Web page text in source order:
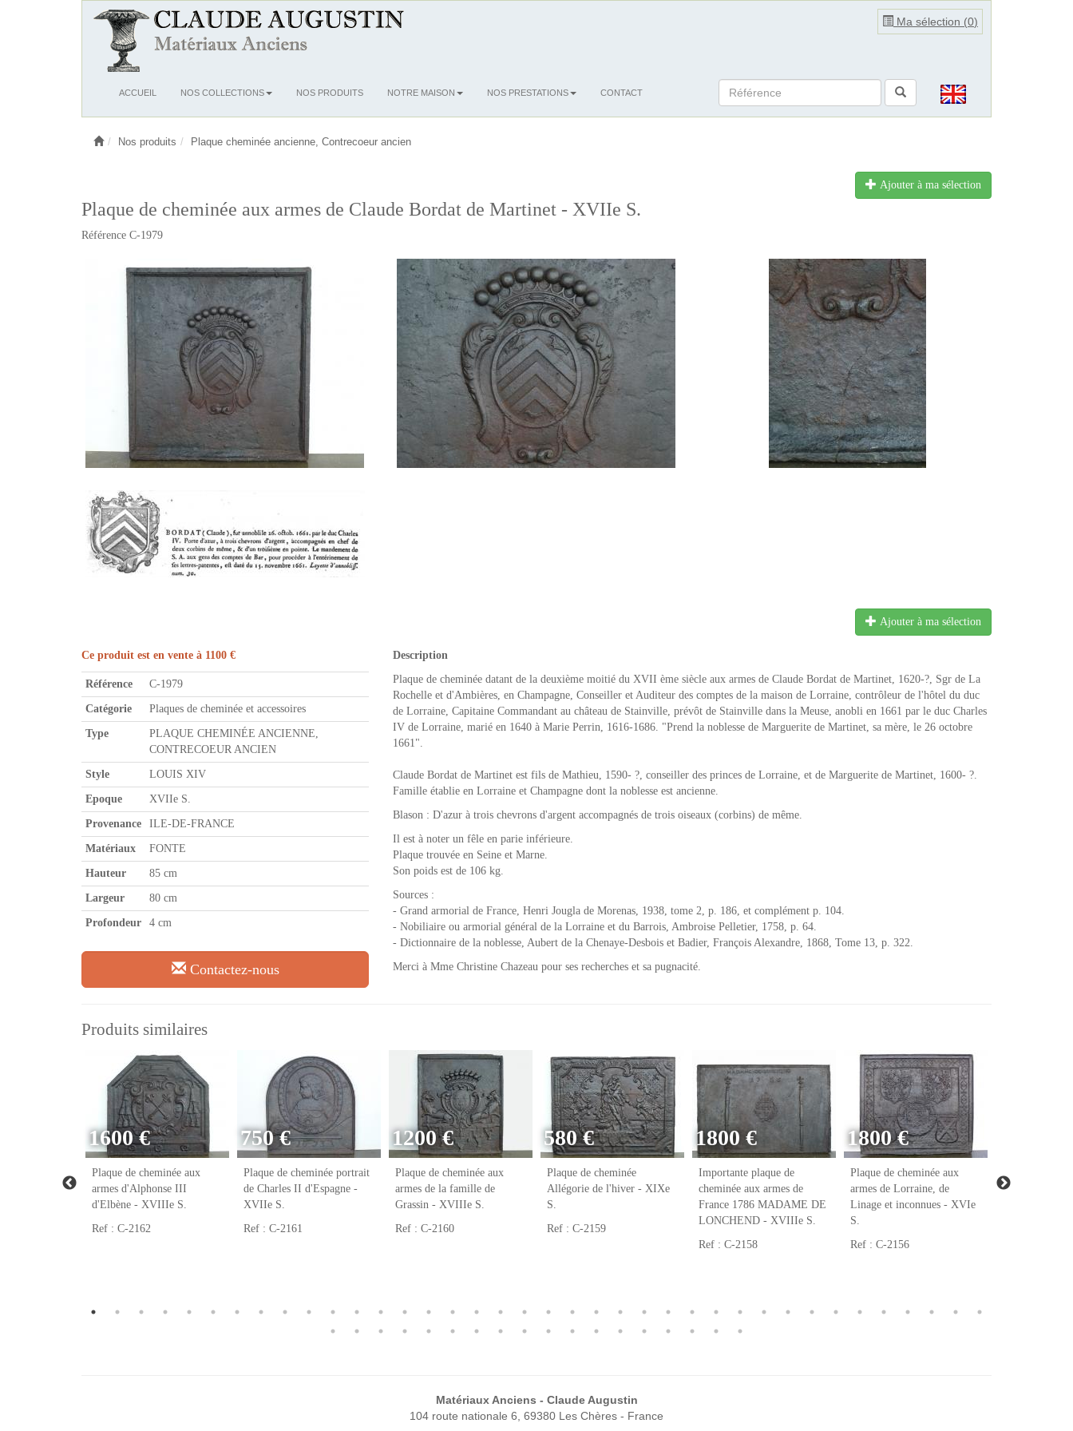
Ma sélection (0)
OuvrirACCUEIL NOS COLLECTIONS NOS PRODUITS NOTRE MAISON NOS PRESTATIONS CONTACT
Nos produits Plaque cheminée ancienne, Contrecoeur ancien
Ajouter à ma sélection
Plaque de cheminée aux armes de Claude Bordat de Martinet - XVIIe S.
Référence C-1979
Ajouter à ma sélection
Ce produit est en vente à 1100 €
Référence C-1979
Catégorie Plaques de cheminée et accessoires
Type
PLAQUE CHEMINÉE ANCIENNE,
CONTRECOEUR ANCIEN
Style LOUIS XIV
Epoque XVIIe S.
Provenance ILE-DE-FRANCE
Matériaux FONTE
Hauteur 85 cm
Largeur 80 cm
Profondeur 4 cm
Contactez-nous
Description
Plaque de cheminée datant de la deuxième moitié du XVII ème siècle aux armes de Claude Bordat de Martinet, 1620-?, Sgr de La
Rochelle et d'Ambières, en Champagne, Conseiller et Auditeur des comptes de la maison de Lorraine, contrôleur de l'hôtel du duc
de Lorraine, Capitaine Commandant au château de Stainville, prévôt de Stainville dans la Meuse, anobli en 1661 par le duc Charles
IV de Lorraine, marié en 1640 à Marie Perrin, 1616-1686. "Prend la noblesse de Marguerite de Martinet, sa mère, le 26 octobre
1661".
Claude Bordat de Martinet est fils de Mathieu, 1590- ?, conseiller des princes de Lorraine, et de Marguerite de Martinet, 1600- ?.
Famille établie en Lorraine et Champagne dont la noblesse est ancienne.
Blason : D'azur à trois chevrons d'argent accompagnés de trois oiseaux (corbins) de même.
Il est à noter un fêle en parie inférieure.
Plaque trouvée en Seine et Marne.
Son poids est de 106 kg.
Sources :
- Grand armorial de France, Henri Jougla de Morenas, 1938, tome 2, p. 186, et complément p. 104.
- Nobiliaire ou armorial général de la Lorraine et du Barrois, Ambroise Pelletier, 1758, p. 64.
- Dictionnaire de la noblesse, Aubert de la Chenaye-Desbois et Badier, François Alexandre, 1868, Tome 13, p. 322.
Merci à Mme Christine Chazeau pour ses recherches et sa pugnacité.
Produits similaires
1600 €
Plaque de cheminée aux
armes d'Alphonse III
d'Elbène - XVIIIe S.
Ref : C-2162
750 €
Plaque de cheminée portrait
de Charles II d'Espagne -
XVIIe S.
Ref : C-2161
1200 €
Plaque de cheminée aux
armes de la famille de
Grassin - XVIIIe S.
Ref : C-2160
580 €
Plaque de cheminée
Allégorie de l'hiver - XIXe
S.
Ref : C-2159
1800 €
Importante plaque de
cheminée aux armes de
France 1786 MADAME DE
LONCHEND - XVIIIe S.
Ref : C-2158
1800 €
Plaque de cheminée aux
armes de Lorraine, de
Linage et inconnues - XVIe
S.
Ref : C-2156
Plaque de
armes de
Matériaux Anciens - Claude Augustin
104 route nationale 6, 69380 Les Chères - France